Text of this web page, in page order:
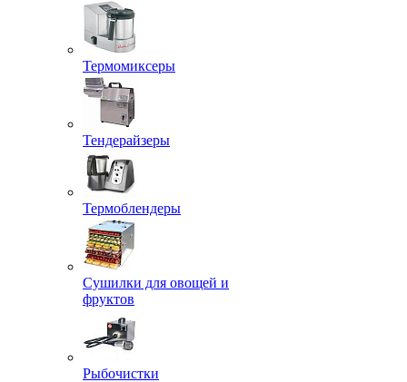
Термомиксеры
Тендерайзеры
Термоблендеры
Сушилки для овощей и
фруктов
Рыбочистки